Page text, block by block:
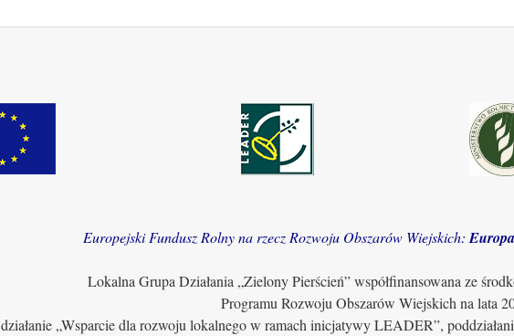
Europejski Fundusz Rolny na rzecz Rozwoju Obszarów Wiejskich:
Lokalna Grupa Działania „Zielony Pierścień” współfinansowana ze
Programu Rozwoju Obszarów Wiejskich na lata
działanie „Wsparcie dla rozwoju lokalnego w ramach inicjatywy LEADER”,